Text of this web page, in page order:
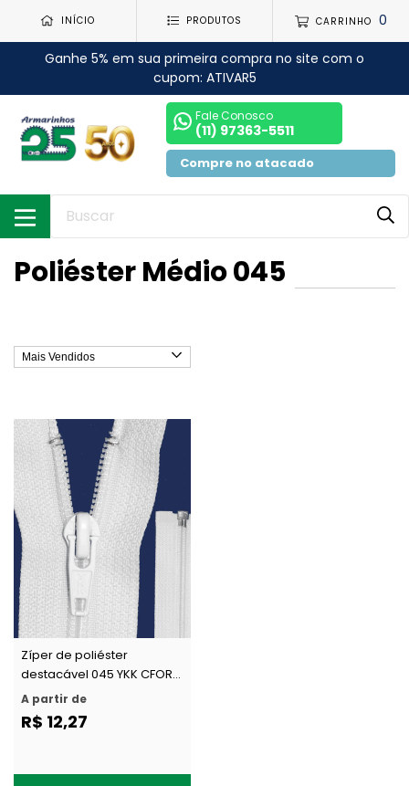
INÍCIO PRODUTOS CARRINHO 0
Ganhe 5% em sua primeira compra no site com o
cupom: ATIVAR5
Fale Conosco
(11) 97363-5511
Compre no atacado
Poliéster Médio 045
Zíper de poliéster
destacável 045 YKK CFOR
456 c/ 1 un
A partir de
R$ 12,27